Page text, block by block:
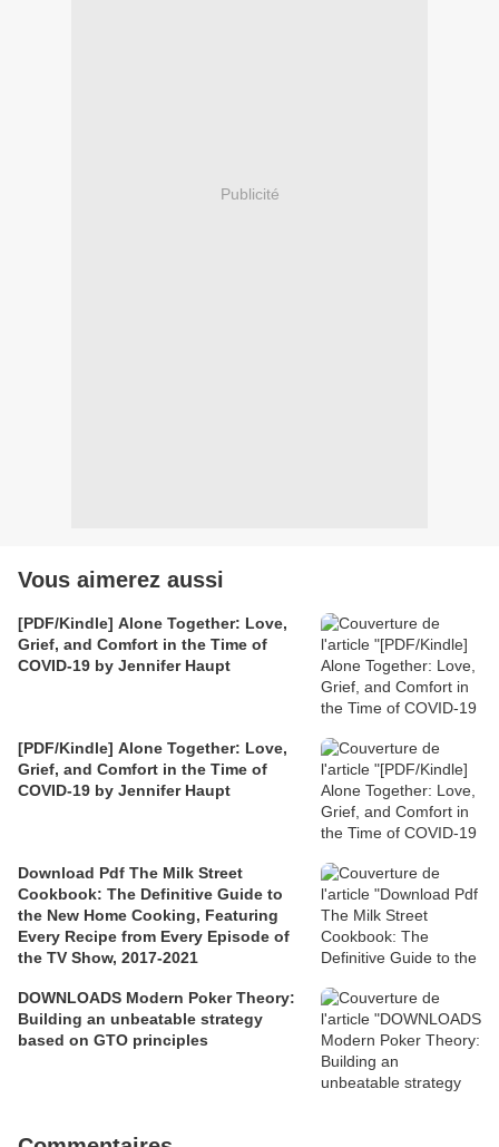
Publicité
Vous aimerez aussi
[PDF/Kindle] Alone Together: Love,
Grief, and Comfort in the Time of
COVID-19 by Jennifer Haupt
[PDF/Kindle] Alone Together: Love,
Grief, and Comfort in the Time of
COVID-19 by Jennifer Haupt
Download Pdf The Milk Street
Cookbook: The Definitive Guide to
the New Home Cooking, Featuring
Every Recipe from Every Episode of
the TV Show, 2017-2021
DOWNLOADS Modern Poker Theory:
Building an unbeatable strategy
based on GTO principles